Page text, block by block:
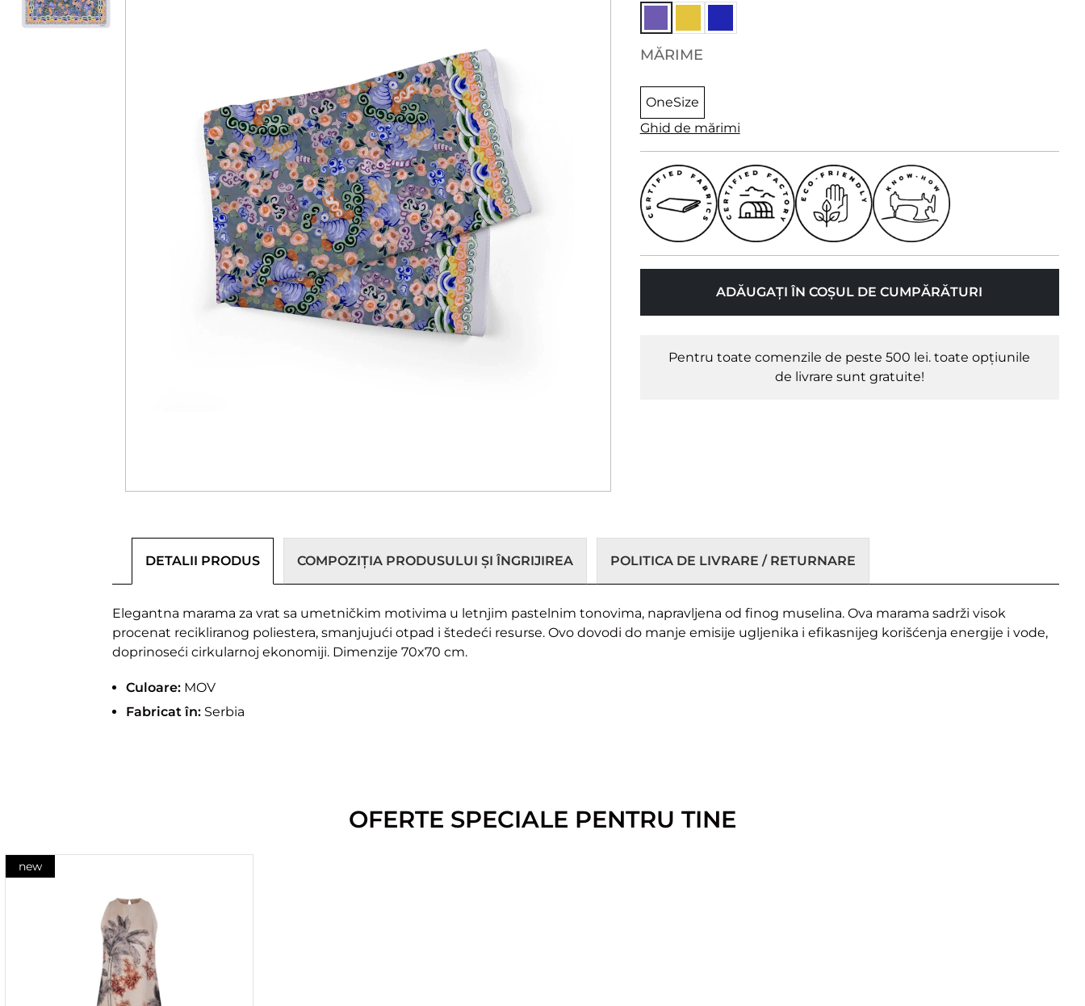
MĂRIME
OneSize
Ghid de mărimi
ADĂUGAȚI ÎN COȘUL DE CUMPĂRĂTURI
Pentru toate comenzile de peste 500 lei. toate opțiunile
de livrare sunt gratuite!
DETALII PRODUS COMPOZIȚIA PRODUSULUI ȘI ÎNGRIJIREA POLITICA DE LIVRARE / RETURNARE
Elegantna marama za vrat sa umetničkim motivima u letnjim pastelnim tonovima, napravljena od finog muselina. Ova marama sadrži visok
procenat recikliranog poliestera, smanjujući otpad i štedeći resurse. Ovo dovodi do manje emisije ugljenika i efikasnijeg korišćenja energije i vode,
doprinoseći cirkularnoj ekonomiji. Dimenzije 70x70 cm.
Culoare: MOV
Fabricat în: Serbia
OFERTE SPECIALE PENTRU TINE
new